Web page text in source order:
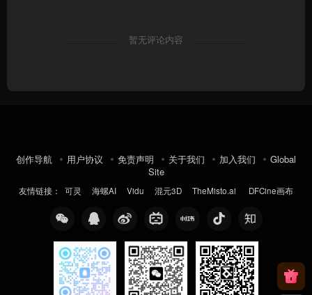
暂无评论内容
创作导航 用户协议 免责声明 关于我们 加入我们
Global
Site
友情链接： 可灵 海螺AI Vidu 混元3D TheMisto.ai DFCine画布